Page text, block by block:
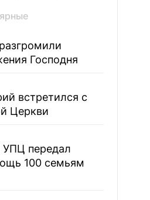
Господня
встретился с
Церкви
УПЦ передал
100 семьям